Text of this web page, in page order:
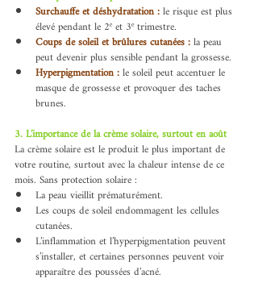
Surchauffe et déshydratation : le risque est plus
élevé pendant le 2ᵉ et 3ᵉ trimestre.
Coups de soleil et brûlures cutanées : la peau
peut devenir plus sensible pendant la grossesse.
Hyperpigmentation : le soleil peut accentuer le
masque de grossesse et provoquer des taches
brunes.
3. L’importance de la crème solaire, surtout en août
La crème solaire est le produit le plus important de
votre routine, surtout avec la chaleur intense de ce
mois. Sans protection solaire :
La peau vieillit prématurément.
Les coups de soleil endommagent les cellules
cutanées.
L’inflammation et l’hyperpigmentation peuvent
s’installer, et certaines personnes peuvent voir
apparaître des poussées d’acné.